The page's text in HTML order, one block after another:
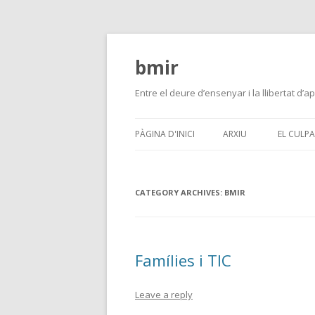
bmir
Entre el deure d’ensenyar i la llibertat
PÀGINA D'INICI ARXIU EL
CATEGORY ARCHIVES: BMIR
Famílies i TIC
Leave a reply